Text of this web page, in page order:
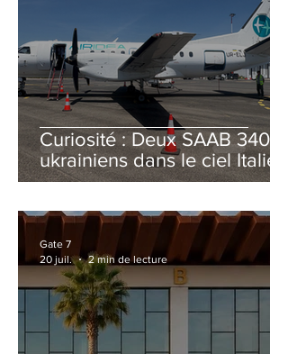
Curiosité : Deux SAAB 340B
ukrainiens dans le ciel Italien
cet été
Gate 7
20 juil.
2 min de lecture